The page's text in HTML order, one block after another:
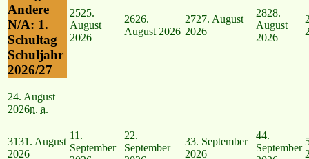
N/A: 1.
Schultag
Schuljahr
2026/27
24. August
2026n. a.
2525.
August
2026
2626.
August 2026
2727. August
2026
2828.
August
2026
3131. August
2026
11.
September
22.
September
33. September
2026
44.
September